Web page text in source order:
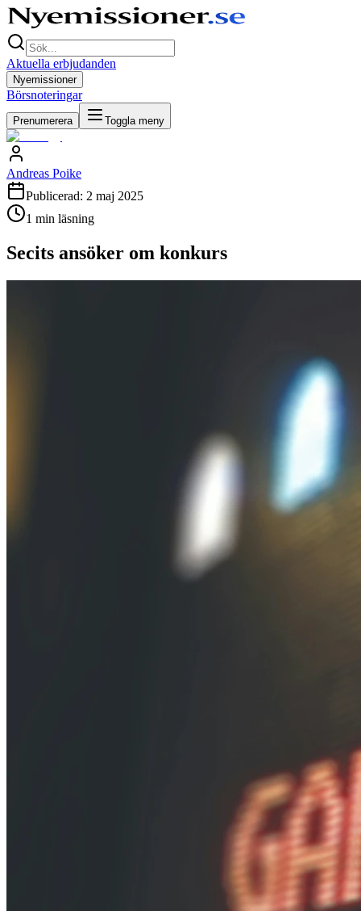
Aktuella erbjudanden
Nyemissioner
Börsnoteringar
Prenumerera Toggla meny
Andreas Poike
Publicerad: 2 maj 2025
1 min läsning
Secits ansöker om konkurs